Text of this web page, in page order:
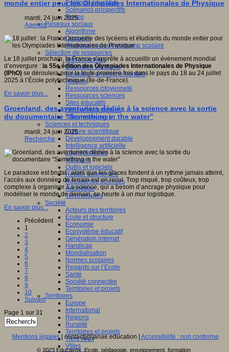
Politique éducative
Scénarios prospectifs
Temps
Réseaux sociaux
Algorithme
Données
Réseaux sociaux et champ scolaire
Sélection de ressources
Bibliographies
Education artistique
Education environnementale
Histoire
Ressources citoyenneté
Ressources sciences
Sites éducatifs
Sites pédagogiques
Sites ressources
Sciences et techniques
Culture scientifique
Développement durable
Intelligence artificielle
Logiciels libres
Métavers
Outils et logiciels
Réalité augmentée
Ressources sciences
Robotique
Technologies
Société
Acteurs des territoires
Ecole et structure
Economie
Ecosystème éducatif
Génération internet
Handicap
Mondialisation
Normes scolaires
Regards sur l’Ecole
Santé
Société connectée
Territoires et projets
Territoires
Europe
International
Régions
Ruralité
Territoires et projets
Tiers lieux
Villes
monde entier pour les Olympiades Internationales de Physique
mardi, 24 juin 2025
Agenda
Le 18 juillet prochain, la France s'apprête à accueillir un événement mondial
d’envergure : la 55e édition des Olympiades Internationales de Physique
(IPhO) se déroulera pour la toute première fois dans le pays du 18 au 24 juillet
2025 à l’École polytechnique (Île-de-France).
En savoir plus...
Groenland, des aventuriers dédiés à la science avec la sortie
du documentaire “Something in the water”
mardi, 24 juin 2025
Recherche
Le paradoxe est brutal : alors que les glaces fondent à un rythme jamais atteint,
l’accès aux données de terrain est en recul. Trop risqué, trop coûteux, trop
complexe à organiser. La science, qui a besoin d’ancrage physique pour
modéliser le monde de demain, se heurte à un mur logistique.
En savoir plus...
Précédent
1
2
3
4
5
6
7
8
9
10
Suivant
Page 1 sur 31
Mentions légales| contact[@]anae.education | Accessibilité : non conforme
© 2023 Educavox, Ecole, pédagogie, enseignement, formation